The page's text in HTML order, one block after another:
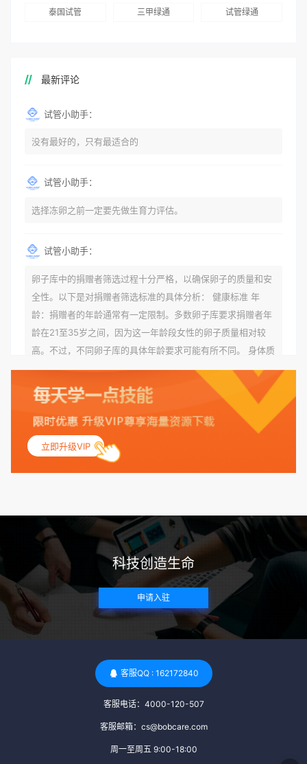
泰国试管 三甲绿通 试管绿通
最新评论
试管小助手：
没有最好的，只有最适合的
试管小助手：
选择冻卵之前一定要先做生育力评估。
试管小助手：
卵子库中的捐赠者筛选过程十分严格，以确保卵子的质量和安
全性。以下是对捐赠者筛选标准的具体分析： 健康标准 年
龄：捐赠者的年龄通常有一定限制。多数卵子库要求捐赠者年
龄在21至35岁之间，因为这一年龄段女性的卵子质量相对较
高。不过，不同卵子库的具体年龄要求可能有所不同。 身体质
量指数（BMI）：捐赠者的BMI通常需要在正常范围内，以确
保其身体健康状况良好。过高的BMI可能与多种健康问题相关
联，包括不孕症和妊娠并发症。 生殖健康：捐赠者需要有规律
的月经期，无生殖障碍或异常问题。此外，还需要进行详细的
妇科检查，以确保其生殖系统的健康。 遗传病史与家族病史：
捐赠者及其家庭成员需要无严重的遗传病史、精神病史和传染
病史。这通常需要通过基因检测、家族史调查和医疗记录审查
带任何可传染给受卵者的病原体。 药物与生活习惯：捐赠者需
要是非尼古丁使用者、非吸烟者、非吸毒者，并且未使用可能
影响卵子质量的药物，如某些精神药物和避孕植入物。 学历与
心理标准 学历要求：部分卵子库对捐赠者的学历有一定要求，
但这并非普遍标准。一些卵子库可能更倾向于选择受过高等教
育的女性作为捐赠者，但这并不是绝对的筛选条件。 心理状态
评估：捐赠者需要进行心理状态评估，以确定其对捐赠过程的
于确保捐赠者在捐赠过程中保持积极的心态，并理解其捐赠行
为的意义。 其他标准 责任心与沟通能力：由于捐卵过程的时
间不确定性，捐赠者需要有责任心，善于沟通，并尊重预约和
时间表。这有助于确保捐赠周期的顺利进行，并保障受卵者的
立即升级VIP
科技创造生命
申请入驻
客服QQ : 162172840
客服电话：4000-120-507
客服邮箱：cs@bobcare.com
周一至周五 9:00-18:00